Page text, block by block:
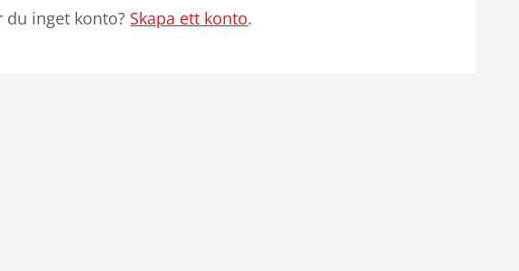
du inget konto? Skapa ett konto.